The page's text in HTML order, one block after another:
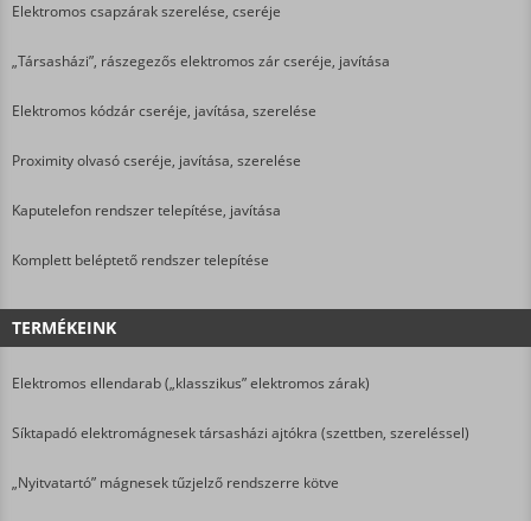
Elektromos csapzárak szerelése, cseréje
„Társasházi”, rászegezős elektromos zár cseréje, javítása
Elektromos kódzár cseréje, javítása, szerelése
Proximity olvasó cseréje, javítása, szerelése
Kaputelefon rendszer telepítése, javítása
Komplett beléptető rendszer telepítése
TERMÉKEINK
Elektromos ellendarab („klasszikus” elektromos zárak)
Síktapadó elektromágnesek társasházi ajtókra (szettben, szereléssel)
„Nyitvatartó” mágnesek tűzjelző rendszerre kötve